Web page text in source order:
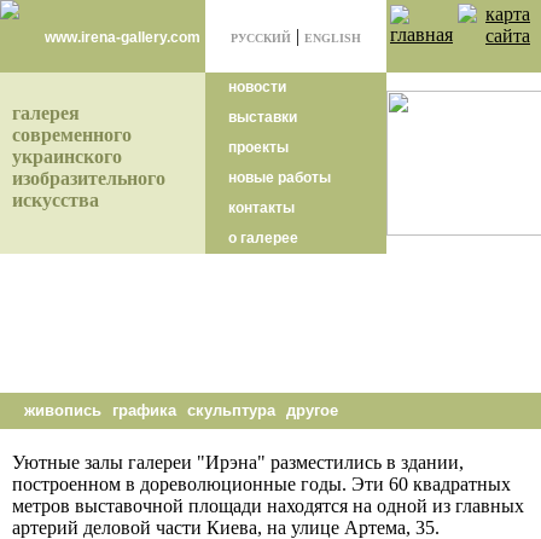
www.irena-gallery.com РУССКИЙ | ENGLISH
галерея
современного
украинского
изобразительного
искусства
новости
выставки
проекты
новые работы
контакты
о галерее
живопись графика скульптура другое
Уютные залы галереи "Ирэна" разместились в здании,
построенном в дореволюционные годы. Эти 60 квадратных
метров выставочной площади находятся на одной из главных
артерий деловой части Киева, на улице Артема, 35.